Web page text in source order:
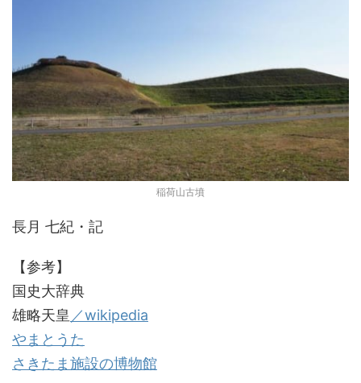
稲荷山古墳
長月 七紀・記
【参考】
国史大辞典
雄略天皇 ／wikipedia
やまとうた
さきたま施設の博物館